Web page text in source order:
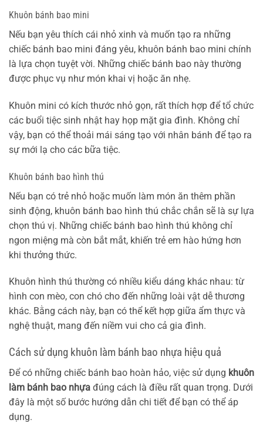
Khuôn bánh bao mini
Nếu bạn yêu thích cái nhỏ xinh và muốn tạo ra những
chiếc bánh bao mini đáng yêu, khuôn bánh bao mini chính
là lựa chọn tuyệt vời. Những chiếc bánh bao này thường
được phục vụ như món khai vị hoặc ăn nhẹ.
Khuôn mini có kích thước nhỏ gọn, rất thích hợp để tổ chức
các buổi tiệc sinh nhật hay họp mặt gia đình. Không chỉ
vậy, bạn có thể thoải mái sáng tạo với nhân bánh để tạo ra
sự mới lạ cho các bữa tiệc.
Khuôn bánh bao hình thú
Nếu bạn có trẻ nhỏ hoặc muốn làm món ăn thêm phần
sinh động, khuôn bánh bao hình thú chắc chắn sẽ là sự lựa
chọn thú vị. Những chiếc bánh bao hình thú không chỉ
ngon miệng mà còn bắt mắt, khiến trẻ em hào hứng hơn
khi thưởng thức.
Khuôn hình thú thường có nhiều kiểu dáng khác nhau: từ
hình con mèo, con chó cho đến những loài vật dễ thương
khác. Bằng cách này, bạn có thể kết hợp giữa ẩm thực và
nghệ thuật, mang đến niềm vui cho cả gia đình.
Cách sử dụng khuôn làm bánh bao nhựa hiệu quả
Để có những chiếc bánh bao hoàn hảo, việc sử dụng khuôn
làm bánh bao nhựa đúng cách là điều rất quan trọng. Dưới
đây là một số bước hướng dẫn chi tiết để bạn có thể áp
dụng.